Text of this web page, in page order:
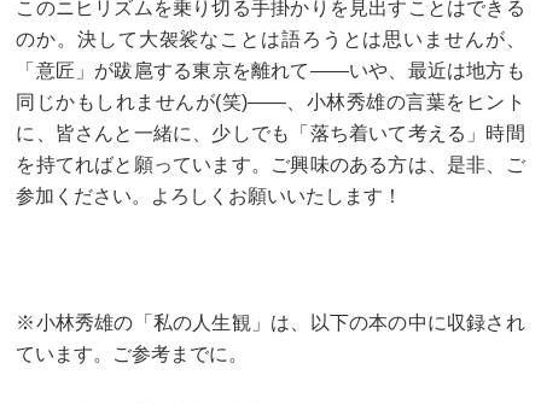
このニヒリズムを乗り切る手掛かりを見出すことはできる
のか。決して大袈裟なことは語ろうとは思いませんが、
「意匠」が跋扈する東京を離れて——いや、最近は地方も
同じかもしれませんが(笑)——、小林秀雄の言葉をヒント
に、皆さんと一緒に、少しでも「落ち着いて考える」時間
を持てればと願っています。ご興味のある方は、是非、ご
参加ください。よろしくお願いいたします！
※小林秀雄の「私の人生観」は、以下の本の中に収録され
ています。ご参考までに。